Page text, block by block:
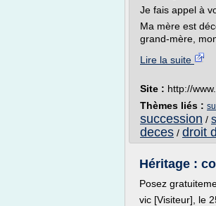
Je fais appel à
Ma mère est
grand-mère,
Lire la suite
Site : http://
Thèmes liés :
succession /
deces / droit
Héritage :
Posez
vic [Visiteur], le